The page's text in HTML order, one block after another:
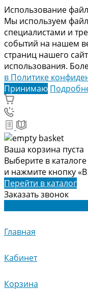
Использование
Мы используем
специалистами и
событий на нашем
страниц нашего
использования.
в Политике
Принимаю
Ваша корзина пуста
Выберите в
и нажмите кнопку
Перейти в каталог
Заказать звонок
Главная
Кабинет
Корзина